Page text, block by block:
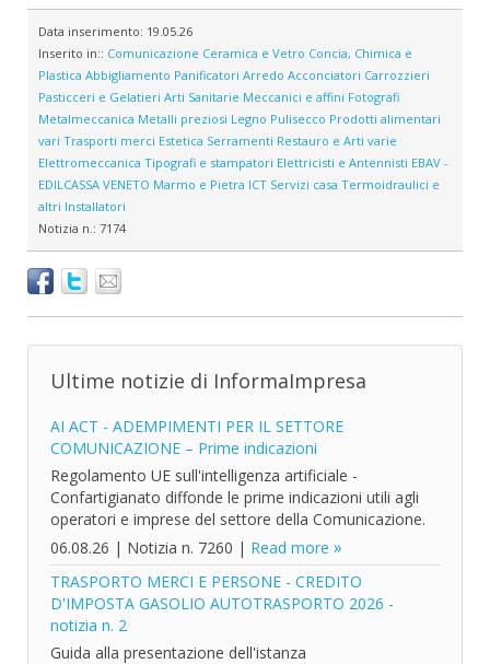
Data inserimento: 19.05.26
Inserito in:: Comunicazione Ceramica e Vetro Concia, Chimica e
Plastica Abbigliamento Panificatori Arredo Acconciatori Carrozzieri
Pasticceri e Gelatieri Arti Sanitarie Meccanici e affini Fotografi
Metalmeccanica Metalli preziosi Legno Pulisecco Prodotti alimentari
vari Trasporti merci Estetica Serramenti Restauro e Arti varie
Elettromeccanica Tipografi e stampatori Elettricisti e Antennisti EBAV -
EDILCASSA VENETO Marmo e Pietra ICT Servizi casa Termoidraulici e
altri Installatori
Notizia n.: 7174
Ultime notizie di InformaImpresa
AI ACT - ADEMPIMENTI PER IL SETTORE
COMUNICAZIONE – Prime indicazioni
Regolamento UE sull'intelligenza artificiale -
Confartigianato diffonde le prime indicazioni utili agli
operatori e imprese del settore della Comunicazione.
06.08.26 | Notizia n. 7260 | Read more
TRASPORTO MERCI E PERSONE - CREDITO
D'IMPOSTA GASOLIO AUTOTRASPORTO 2026 -
notizia n. 2
Guida alla presentazione dell'istanza